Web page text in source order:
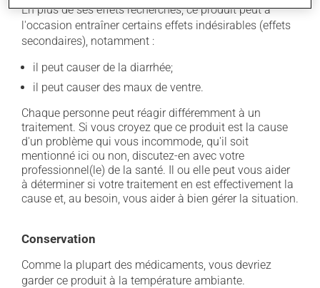
En plus de ses effets recherchés, ce produit peut à
l'occasion entraîner certains effets indésirables (effets
secondaires), notamment :
il peut causer de la diarrhée;
il peut causer des maux de ventre.
Chaque personne peut réagir différemment à un
traitement. Si vous croyez que ce produit est la cause
d'un problème qui vous incommode, qu'il soit
mentionné ici ou non, discutez-en avec votre
professionnel(le) de la santé. Il ou elle peut vous aider
à déterminer si votre traitement en est effectivement la
cause et, au besoin, vous aider à bien gérer la situation.
Conservation
Comme la plupart des médicaments, vous devriez
garder ce produit à la température ambiante.